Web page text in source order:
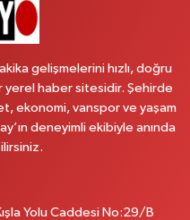
gelişmelerini hızlı, doğru
yerel haber sitesidir. Şehirde
ekonomi, vanspor ve yaşam
deneyimli ekibiyle anında
Yolu Caddesi No:29/B